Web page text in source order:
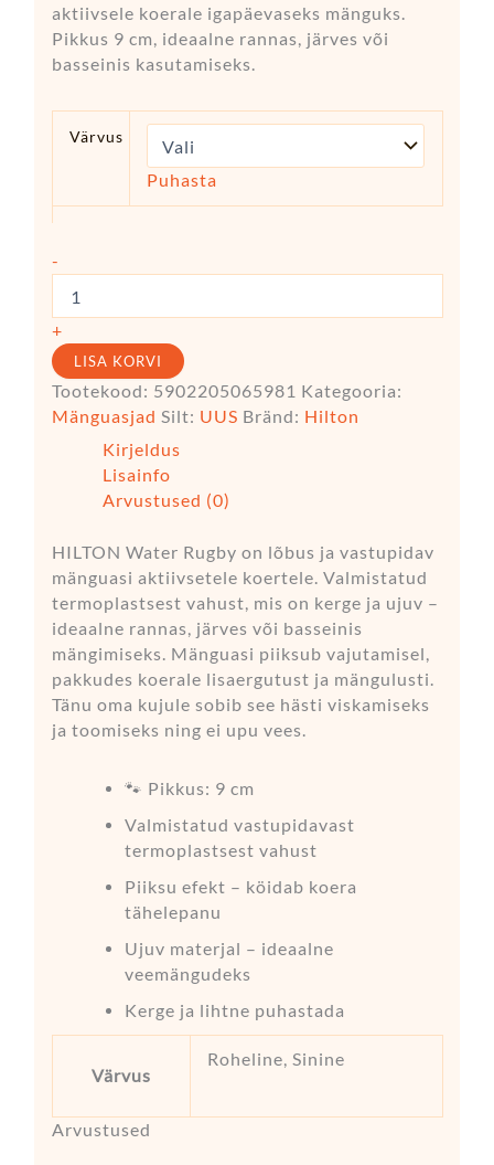
aktiivsele koerale igapäevaseks mänguks.
Pikkus 9 cm, ideaalne rannas, järves või
basseinis kasutamiseks.
Värvus
Puhasta
-
+
LISA KORVI
Tootekood: 5902205065981 Kategooria:
Mänguasjad Silt: UUS Bränd: Hilton
Kirjeldus
Lisainfo
Arvustused (0)
HILTON Water Rugby on lõbus ja vastupidav
mänguasi aktiivsetele koertele. Valmistatud
termoplastsest vahust, mis on kerge ja ujuv –
ideaalne rannas, järves või basseinis
mängimiseks. Mänguasi piiksub vajutamisel,
pakkudes koerale lisaergutust ja mängulusti.
Tänu oma kujule sobib see hästi viskamiseks
ja toomiseks ning ei upu vees.
🐾 Pikkus: 9 cm
Valmistatud vastupidavast
termoplastsest vahust
Piiksu efekt – köidab koera
tähelepanu
Ujuv materjal – ideaalne
veemängudeks
Kerge ja lihtne puhastada
Värvus
Roheline, Sinine
Arvustused